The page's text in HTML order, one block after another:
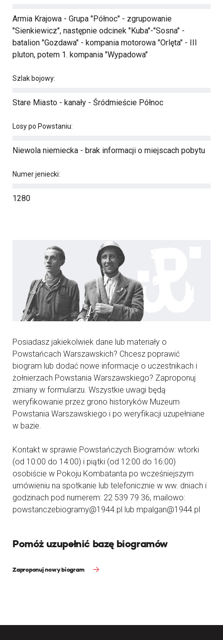
Armia Krajowa - Grupa "Północ" - zgrupowanie
"Sienkiewicz", następnie odcinek "Kuba"-"Sosna" -
batalion "Gozdawa" - kompania motorowa "Orlęta" - III
pluton, potem 1. kompania "Wypadowa"
Szlak bojowy:
Stare Miasto - kanały - Śródmieście Północ
Losy po Powstaniu:
Niewola niemiecka - brak informacji o miejscach pobytu
Numer jeniecki:
1280
Posiadasz jakiekolwiek dane lub materiały o
Powstańcach Warszawskich? Chcesz poprawić
biogram lub dodać nowe informacje o uczestnikach i
żołnierzach Powstania Warszawskiego? Zaproponuj
zmiany w formularzu. Wszystkie uwagi będą
weryfikowanie przez grono historyków Muzeum
Powstania Warszawskiego i po weryfikacji uzupełniane
w bazie.
Kontakt w sprawie Powstańczych Biogramów: wtorki
(od 10:00 do 14:00) i piątki (od 12:00 do 16:00)
osobiście w Pokoju Kombatanta po wcześniejszym
umówieniu na spotkanie lub telefonicznie w ww. dniach i
godzinach pod numerem: 22 539 79 36, mailowo:
powstanczebiogramy@1944.pl lub mpalgan@1944.pl
Pomóż uzupełnić bazę biogramów
Zaproponuj nowy biogram